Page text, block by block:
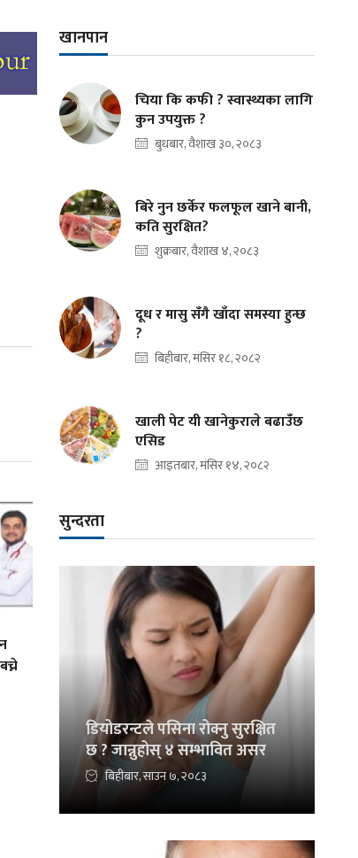
खानपान
चिया कि कफी ? स्वास्थ्यका लागि
कुन उपयुक्त ?
बुधबार, वैशाख ३०, २०८३
बिरे नुन छर्केर फलफूल खाने बानी,
कति सुरक्षित?
शुक्रबार, वैशाख ४, २०८३
दूध र मासु सँगै खाँदा समस्या हुन्छ
?
बिहीबार, मंसिर १८, २०८२
खाली पेट यी खानेकुराले बढाउँछ
एसिड
आइतबार, मंसिर १४, २०८२
सुन्दरता
डियोडरन्टले पसिना रोक्नु सुरक्षित
छ ? जान्नुहोस् ४ सम्भावित असर
बिहीबार, साउन ७, २०८३